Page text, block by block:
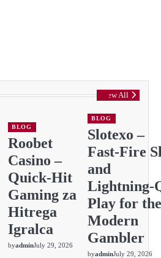
View All
BLOG
Roobet
Casino –
Quick‑Hit
Gaming za
Hitrega
Igralca
byadminJuly 29, 2026
BLOG
Slotexo –
Fast‑Fire
and
Play for the
Modern
Gambler
byadminJuly 29, 2026